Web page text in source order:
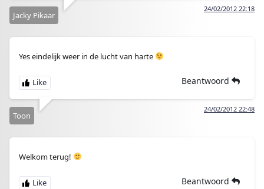
24/02/2012 22:18
Jacky Pikaar
Yes eindelijk weer in de lucht van harte
Beantwoord
24/02/2012 22:48
Toon
Welkom terug!
Beantwoord